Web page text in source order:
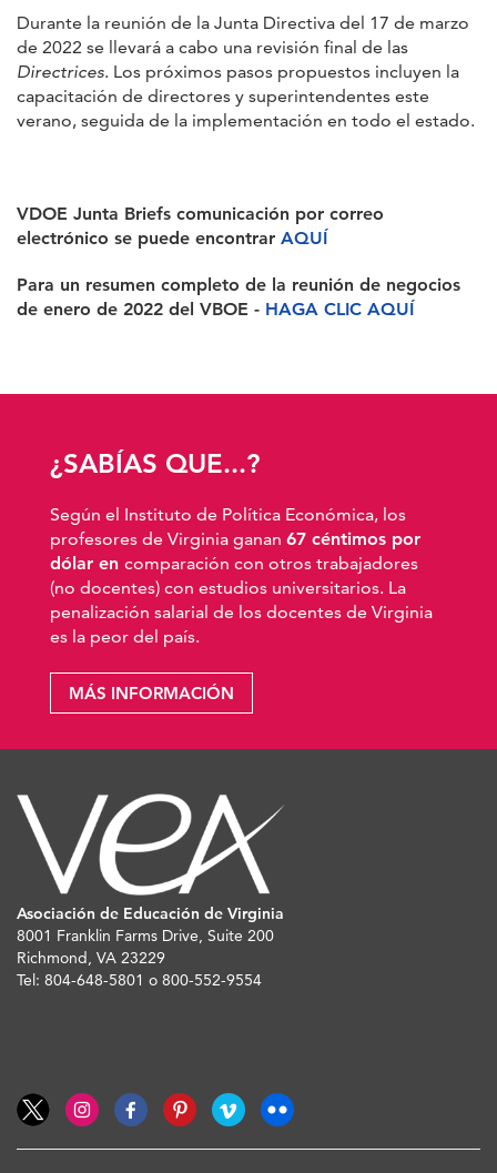
Durante la reunión de la Junta Directiva del 17 de marzo
de 2022 se llevará a cabo una revisión final de las
Directrices. Los próximos pasos propuestos incluyen la
capacitación de directores y superintendentes este
verano, seguida de la implementación en todo el estado.
VDOE Junta Briefs comunicación por correo
electrónico se puede encontrar AQUÍ
Para un resumen completo de la reunión de negocios
de enero de 2022 del VBOE - HAGA CLIC AQUÍ
¿SABÍAS QUE...?
Según el Instituto de Política Económica, los
profesores de Virginia ganan 67 céntimos por
dólar en comparación con otros trabajadores
(no docentes) con estudios universitarios. La
penalización salarial de los docentes de Virginia
es la peor del país.
MÁS INFORMACIÓN
Asociación de Educación de Virginia
8001 Franklin Farms Drive, Suite 200
Richmond, VA 23229
Tel: 804-648-5801 o 800-552-9554